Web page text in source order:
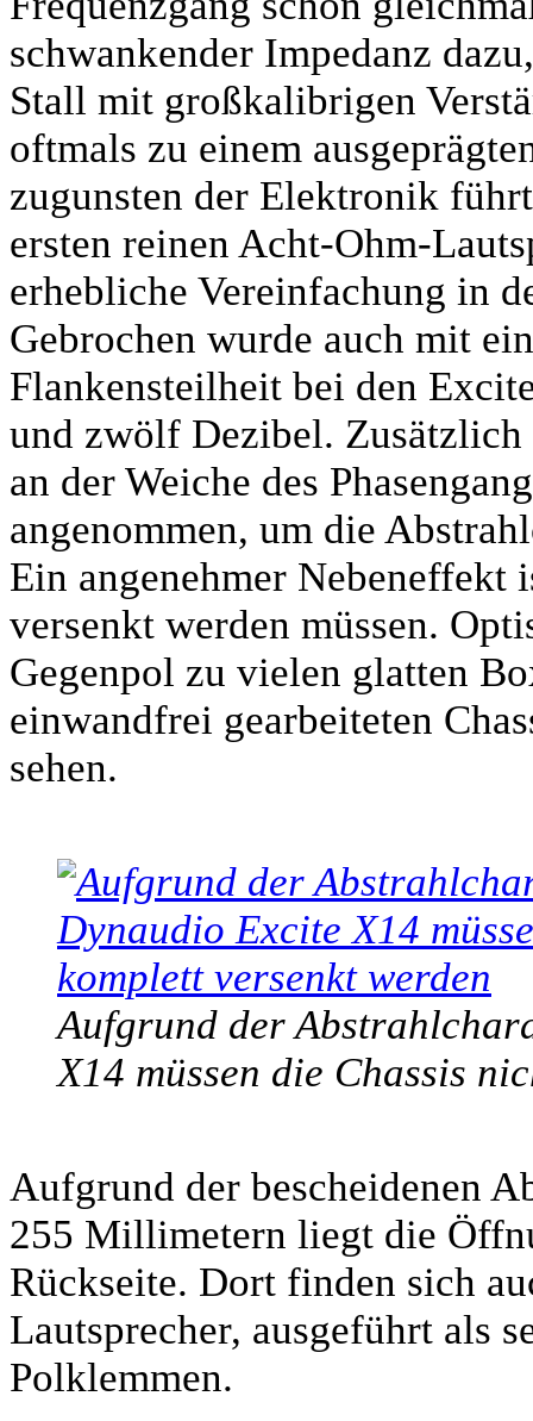
schwankender Impedanz
Stall mit großkalibrigen
oftmals zu einem
zugunsten der Elektronik
ersten reinen Acht-Ohm-
erhebliche Vereinfachung in
Gebrochen wurde auch mit
Flankensteilheit bei den
und zwölf Dezibel.
an der Weiche des
angenommen, um die
Ein angenehmer Nebeneffekt
versenkt werden müssen.
Gegenpol zu vielen glatten
einwandfrei gearbeiteten
sehen.
Aufgrund der
X14 müssen die Chassis
Aufgrund der bescheidenen
255 Millimetern liegt die
Rückseite. Dort finden sich
Lautsprecher, ausgeführt als
Polklemmen.